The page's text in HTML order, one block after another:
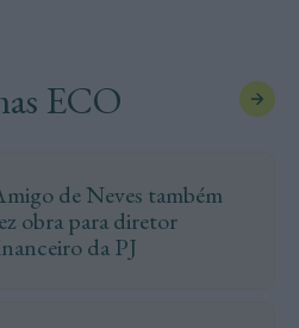
ECO
de Neves também
obra para diretor
da PJ